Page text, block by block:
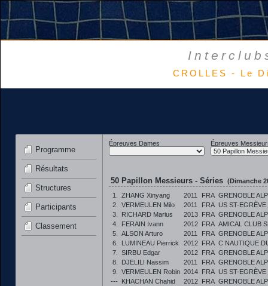
CROLLES - Le
Programme
Résultats
Structures
Participants
Classement
Épreuves Dames Épreuves
50 Papillon Messieurs - Séries (Dimanche
1.
ZHANG Xinyang 2011 FRA GRENOBLE
2.
VERMEULEN Milo 2011 FRA US ST-EGRÈVE
3.
RICHARD Marius 2013 FRA GRENOBLE
4.
FERAIN Ivann 2012 FRA AMICAL CLUB
5.
ALSON Arturo 2011 FRA GRENOBLE
6.
LUMINEAU Pierrick 2012 FRA C NAUTIQUE
7.
SIRBU Edgar 2012 FRA GRENOBLE
8.
DJELILI Nassim 2011 FRA GRENOBLE
9.
VERMEULEN Robin 2014 FRA US ST-EGRÈVE
---
KHACHAN Chahid 2012 FRA GRENOBLE